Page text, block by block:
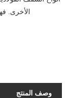
الأخرى.
وصف المنتج